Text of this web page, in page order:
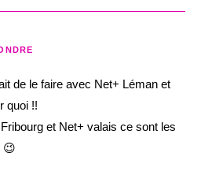
de le faire avec Net+ Léman et
quoi !!
et Net+ valais ce sont les
😉